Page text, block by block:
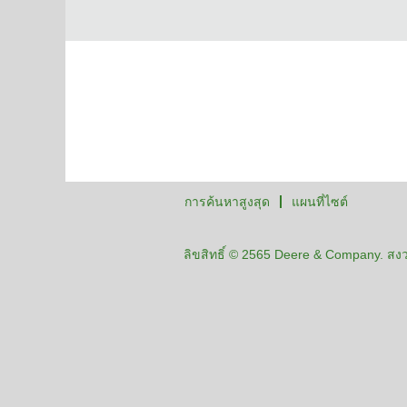
การค้นหาสูงสุด แผนที่ไซต์
ลิขสิทธิ์ © 2565 Deere & Company. ส